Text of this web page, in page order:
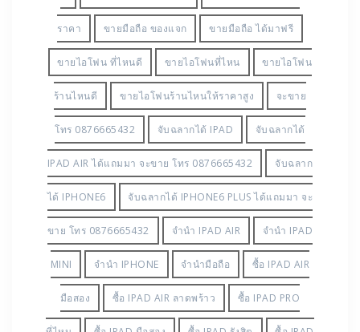
PLUS IPHONE 6S PLUS ออกแล้ว IPHONE6 PLUS
IPHONE6 PLUS ได้แถมมา จาก คอนโด IDEO 115
IPHONESE S VIEW COVER แท้ S6EDGEPLUS
TOYOTA S7 EDGE SONY Z 3 COMPACT
SVIEW FLIP COVER NOTE4 ขาย IPAD AIR 2 ขาย
IPAD AIR มือสอง ขาย IPAD MINI จับฉลาก ขาย
IPAD MINI มือสอง ขาย IPAD PRO ขาย IPAD PRO
ราคาถูก ขาย IPAD ที่ไหน ขาย IPAD ที่ไหนดีขาย
IPHONE 6 ที่ไหน ขาย IPAD มือสอง ขาย IPAD
รังสิต ขาย IPAD ร้านไหน ให้ราคาสูง ขาย IPAD